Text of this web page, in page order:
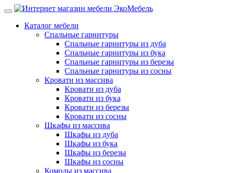
Каталог мебели
Спальные гарнитуры
Спальные гарнитуры из дуба
Спальные гарнитуры из бука
Спальные гарнитуры из березы
Спальные гарнитуры из сосны
Кровати из массива
Кровати из дуба
Кровати из бука
Кровати из березы
Кровати из сосны
Шкафы из массива
Шкафы из дуба
Шкафы из бука
Шкафы из березы
Шкафы из сосны
Комоды из массива